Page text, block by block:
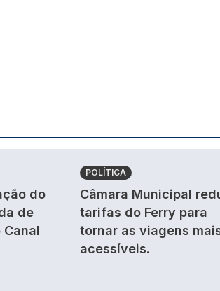
do
de
Canal
POLÍTICA
Câmara Municipal
tarifas do Ferry para
tornar as viagens
acessíveis.